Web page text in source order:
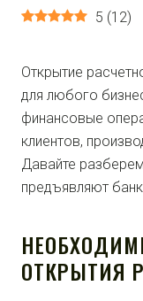
5 (12)
Открытие
для любого
финансовые
клиентов,
Давайте
предъявляют
ОТКРЫТИЯ